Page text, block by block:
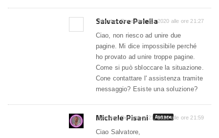
Salvatore Palella
Monday, December 21, 2020 alle ore 21:27
Ciao, non riesco ad unire due
pagine. Mi dice impossibile perché
ho provato ad unire troppe pagine.
Come si può sbloccare la situazione.
Cone contattare l' assistenza tramite
messaggio? Esiste una soluzione?
Michele Pisani Autore
Monday, December 21, 2020 alle ore 21:59
Ciao Salvatore,